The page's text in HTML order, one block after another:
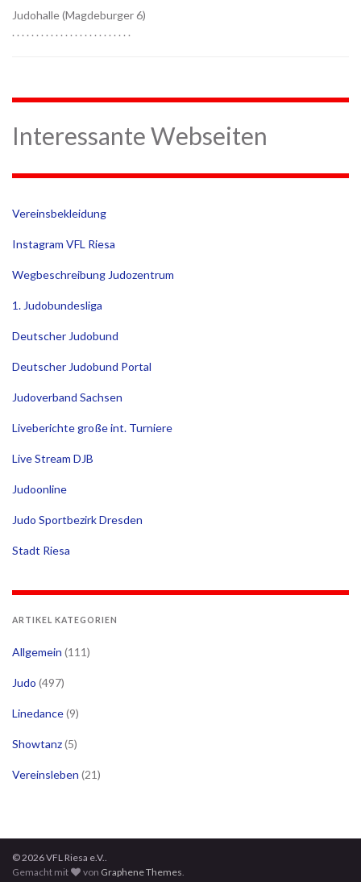
Judohalle (Magdeburger 6)
. . . . . . . . . . . . . . . . . . . . . . . . .
Interessante Webseiten
Vereinsbekleidung
Instagram VFL Riesa
Wegbeschreibung Judozentrum
1. Judobundesliga
Deutscher Judobund
Deutscher Judobund Portal
Judoverband Sachsen
Liveberichte große int. Turniere
Live Stream DJB
Judoonline
Judo Sportbezirk Dresden
Stadt Riesa
ARTIKEL KATEGORIEN
Allgemein (111)
Judo (497)
Linedance(9)
Showtanz(5)
Vereinsleben (21)
© 2026 VFL Riesa e.V..
Gemacht mit
von Graphene Themes